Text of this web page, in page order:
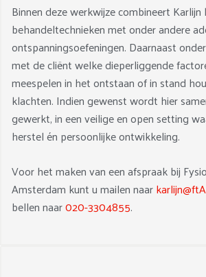
Binnen deze werkwijze combineert
behandeltechnieken met onder andere
ontspanningsoefeningen. Daarnaast
met de cliënt welke dieperliggende
meespelen in het ontstaan of in stand
klachten. Indien gewenst wordt hier
gewerkt, in een veilige en open setting
herstel én persoonlijke ontwikkeling.
Voor het maken van een afspraak bij
Amsterdam kunt u mailen naar
bellen naar020-3304855.